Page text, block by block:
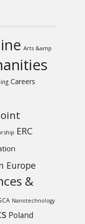
Arts &amp
Careers
ERC
Europe
&
Nanotechnology
Poland